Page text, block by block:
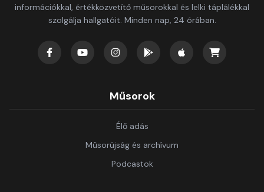
információkkal, értékközvetítő műsorokkal és lelki táplálékkal
szolgálja hallgatóit. Minden nap, 24 órában.
Műsorok
Élő adás
Műsorújság és archívum
Podcastok